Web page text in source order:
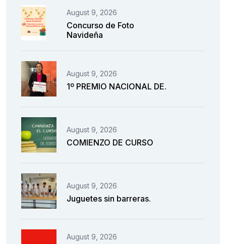
August 9, 2026
Concurso de Foto
Navideña
August 9, 2026
1º PREMIO NACIONAL DE.
August 9, 2026
COMIENZO DE CURSO
August 9, 2026
Juguetes sin barreras.
August 9, 2026